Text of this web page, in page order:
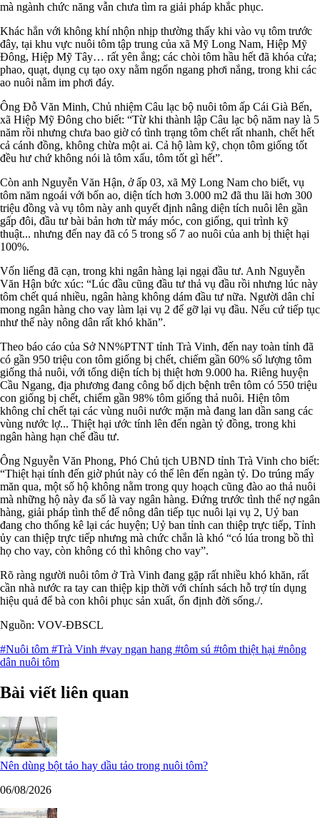
mà ngành chức năng vẫn chưa tìm ra giải pháp khắc phục.
Khác hẳn với không khí nhộn nhịp thường thấy khi vào vụ tôm trước
đây, tại khu vực nuôi tôm tập trung của xã Mỹ Long Nam, Hiệp Mỹ
Đông, Hiệp Mỹ Tây… rất yên ắng; các chòi tôm hầu hết đã khóa cửa;
phao, quạt, dụng cụ tạo oxy nằm ngổn ngang phơi nắng, trong khi các
ao nuôi nằm im phơi đáy.
Ông Đỗ Văn Minh, Chủ nhiệm Câu lạc bộ nuôi tôm ấp Cái Già Bến,
xã Hiệp Mỹ Đông cho biết: “Từ khi thành lập Câu lạc bộ năm nay là 5
năm rồi nhưng chưa bao giờ có tình trạng tôm chết rất nhanh, chết hết
cả cánh đồng, không chừa một ai. Cả hộ làm kỹ, chọn tôm giống tốt
đều hư chứ không nói là tôm xấu, tôm tốt gì hết”.
Còn anh Nguyễn Văn Hận, ở ấp 03, xã Mỹ Long Nam cho biết, vụ
tôm năm ngoái với bốn ao, diện tích hơn 3.000 m2 đã thu lãi hơn 300
triệu đồng và vụ tôm này anh quyết định nâng diện tích nuôi lên gần
gấp đôi, đầu tư bài bản hơn từ máy móc, con giống, qui trình kỹ
thuật... nhưng đến nay đã có 5 trong số 7 ao nuôi của anh bị thiệt hại
100%.
Vốn liếng đã cạn, trong khi ngân hàng lại ngại đầu tư. Anh Nguyễn
Văn Hận bức xúc: “Lúc đầu cũng đầu tư thả vụ đầu rồi nhưng lúc này
tôm chết quá nhiều, ngân hàng không dám đầu tư nữa. Người dân chỉ
mong ngân hàng cho vay làm lại vụ 2 để gỡ lại vụ đầu. Nếu cứ tiếp tục
như thế này nông dân rất khó khăn”.
Theo báo cáo của Sở NN%PTNT tỉnh Trà Vinh, đến nay toàn tỉnh đã
có gần 950 triệu con tôm giống bị chết, chiếm gần 60% số lượng tôm
giống thả nuôi, với tổng diện tích bị thiệt hơn 9.000 ha. Riêng huyện
Cầu Ngang, địa phương đang công bố dịch bệnh trên tôm có 550 triệu
con giống bị chết, chiếm gần 98% tôm giống thả nuôi. Hiện tôm
không chỉ chết tại các vùng nuôi nước mặn mà đang lan dần sang các
vùng nước lợ... Thiệt hại ước tính lên đến ngàn tỷ đồng, trong khi
ngân hàng hạn chế đầu tư.
Ông Nguyễn Văn Phong, Phó Chủ tịch UBND tỉnh Trà Vinh cho biết:
“Thiệt hại tính đến giờ phút này có thể lên đến ngàn tỷ. Do trúng mấy
măn qua, một số hộ không nằm trong quy hoạch cũng đào ao thả nuôi
mà những hộ này đa số là vay ngân hàng. Đứng trước tình thế nợ ngân
hàng, giải pháp tình thế để nông dân tiếp tục nuôi lại vụ 2, Uỷ ban
đang cho thống kê lại các huyện; Uỷ ban tỉnh can thiệp trực tiếp, Tỉnh
ủy can thiệp trực tiếp nhưng mà chức chắn là khó “có lúa trong bồ thì
họ cho vay, còn không có thì không cho vay”.
Rõ ràng người nuôi tôm ở Trà Vinh đang gặp rất nhiều khó khăn, rất
cần nhà nước ra tay can thiệp kịp thời với chính sách hỗ trợ tín dụng
hiệu quả để bà con khôi phục sản xuất, ổn định đời sống./.
Nguồn: VOV-ĐBSCL
#Nuôi tôm #Trà Vinh #vay ngan hang #tôm sú #tôm thiệt hại #nông
dân nuôi tôm
Bài viết liên quan
Nên dùng bột tảo hay dầu tảo trong nuôi tôm?
06/08/2026